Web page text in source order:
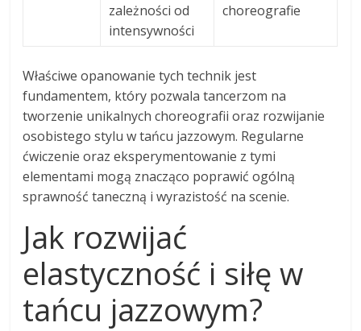
zależności od
intensywności
choreografie
Właściwe opanowanie tych technik jest
fundamentem, który pozwala tancerzom na
tworzenie unikalnych choreografii oraz rozwijanie
osobistego stylu w tańcu jazzowym. Regularne
ćwiczenie oraz eksperymentowanie z tymi
elementami mogą znacząco poprawić ogólną
sprawność taneczną i wyrazistość na scenie.
Jak rozwijać
elastyczność i siłę w
tańcu jazzowym?